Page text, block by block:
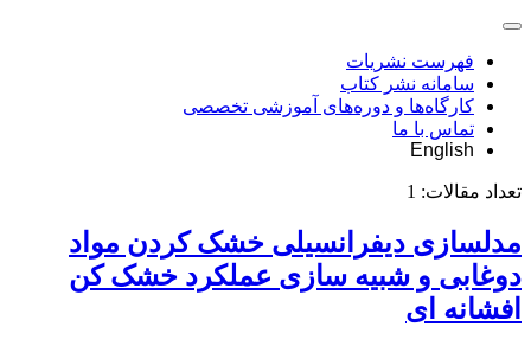
فهرست نشریات
سامانه نشر کتاب
کارگاه‌ها و دوره‌های آموزشی تخصصی
تماس با ما
English
تعداد مقالات: 1
مدلسازی دیفرانسیلی خشک کردن مواد
دوغابی و شبیه سازی عملکرد خشک کن
افشانه ای